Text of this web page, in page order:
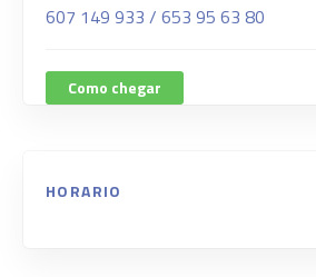
607 149 933 / 653 95 63 80
Como chegar
HORARIO